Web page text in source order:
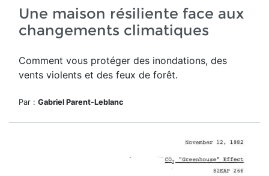
Une maison résiliente face aux
changements climatiques
Comment vous protéger des inondations, des
vents violents et des feux de forêt.
Par : Gabriel Parent-Leblanc